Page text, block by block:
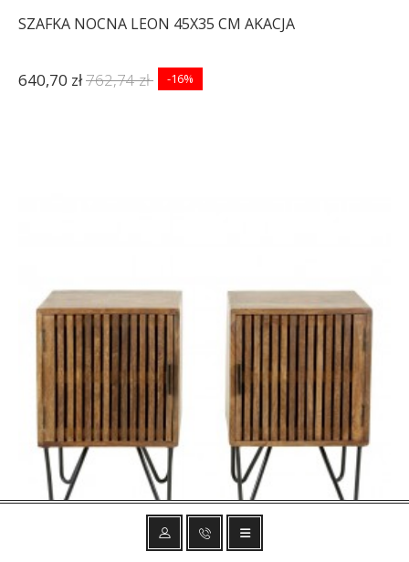
SZAFKA NOCNA LEON 45X35 CM AKACJA
640,70 zł762,74 zł -16%